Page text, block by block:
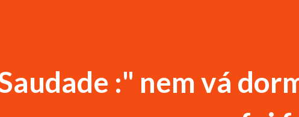
:" nem vá